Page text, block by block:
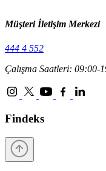
Müşteri İletişim Merkezi
444 4 552
Çalışma Saatleri: 09:00-
Findeks